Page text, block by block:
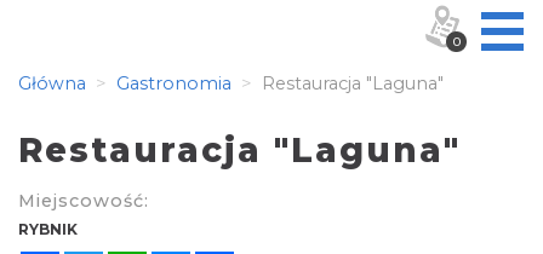
Główna Gastronomia Restauracja "Laguna"
Restauracja "Laguna"
Miejscowość:
RYBNIK
0